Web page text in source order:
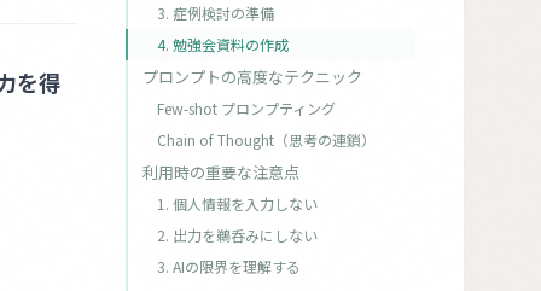
を得
3. 症例検討の準備
4. 勉強会資料の作成
プロンプトの高度なテクニック
Few-shot プロンプティング
Chain of Thought（思考の連鎖）
利用時の重要な注意点
1. 個人情報を入力しない
2. 出力を鵜呑みにしない
3. AIの限界を理解する